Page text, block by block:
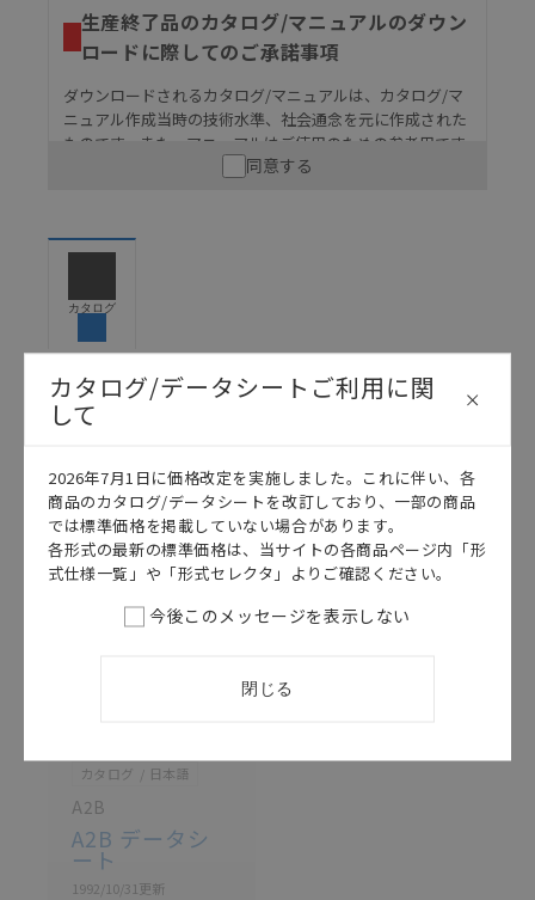
生産終了品のカタログ/マニュアルのダウン
ロードに際してのご承諾事項
ダウンロードされるカタログ/マニュアルは、カタログ/マ
ニュアル作成当時の技術水準、社会通念を元に作成された
ものです。また、マニュアルはご使用のための参考用です
ので、ご使用にあたっての安全性については十分にご配慮
うな用途に使用される場合には、システム全体として
保できるよう設計されていること、および本製品が全
ていることを、必ず事前に確認してください。
カタログ/マニュアルに記載されているアプリケーショ
ン事例は参考用ですので、ご採用に際しては機器・装
のもそのまま記載しています。・誤字、脱字が含まれ
ている可能性がありますがご容赦ください。
記載されているサービス内容や連絡先等は作成当時の
ものであり、変更・改定させていただいている可能性
え、ご用命下さいますようお願いいたします。
同意する
カタログ
カタログ 日本語
A2B
A2B データシ
ート
1992/10/31更新
カタログ/データシートご利用に関
して
2026年7月1日に価格改定を実施しました。これに伴い、各
商品のカタログ/データシートを改訂しており、一部の商品
では標準価格を掲載していない場合があります。
各形式の最新の標準価格は、当サイトの各商品ページ内「形
式仕様一覧」や「形式セレクタ」よりご確認ください。
今後このメッセージを表示しない
閉じる